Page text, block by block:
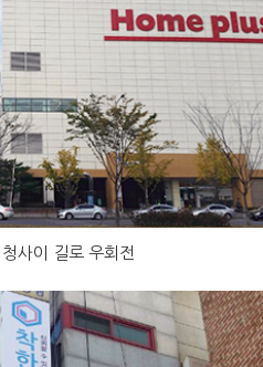
사이 길로 우회전